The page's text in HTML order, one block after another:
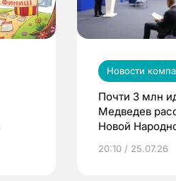
Новости
Почти 3 млн
Медведев
Новой
20:10 / 25.07.26